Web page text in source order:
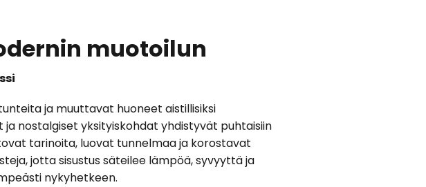
muotoilun
ja muuttavat huoneet aistillisiksi
nostalgiset yksityiskohdat yhdistyvät puhtaisiin
tarinoita, luovat tunnelmaa ja korostavat
jotta sisustus säteilee lämpöä, syvyyttä ja
nykyhetkeen.